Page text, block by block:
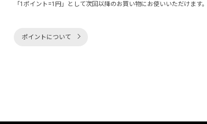
「1ポイント=1円」として次回以降のお買い物にお使いいただけます。
ポイントについて